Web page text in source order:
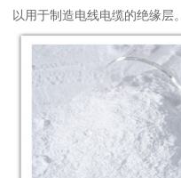
以用于制造电线电缆的绝缘层。